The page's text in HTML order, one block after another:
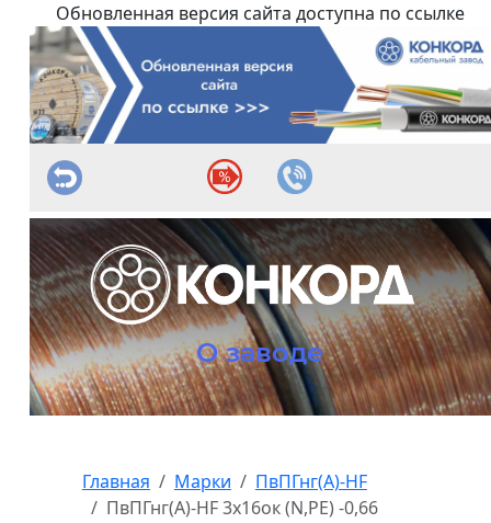
Обновленная версия сайта доступна по ссылке
О заводе
Главная Марки
ПвПГнг(А)-HF
ПвПГнг(А)-HF 3х16ок (N,PE) -0,66